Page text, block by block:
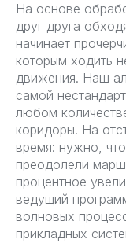
На основе
друг друга
начинает
которым ходить
движения. Наш
самой
любом
коридоры. На
время: нужно,
преодолели
процентное
ведущий
волновых
прикладных